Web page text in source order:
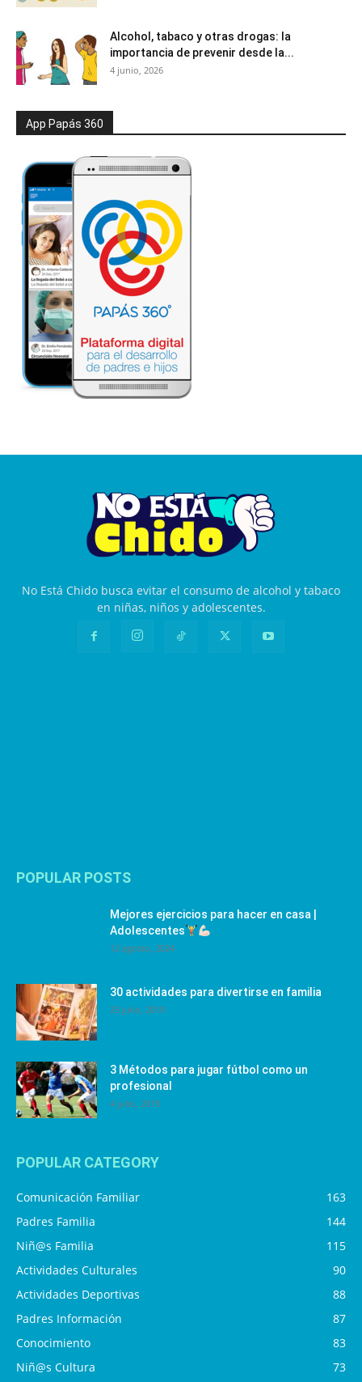
Alcohol, tabaco y otras drogas: la
importancia de prevenir desde la...
4 junio, 2026
App Papás 360
No Está Chido busca evitar el consumo de alcohol y tabaco
en niñas, niños y adolescentes.
POPULAR POSTS
Mejores ejercicios para hacer en casa |
Adolescentes
12 agosto, 2024
30 actividades para divertirse en familia
25 julio, 2019
3 Métodos para jugar fútbol como un
profesional
4 julio, 2019
POPULAR CATEGORY
Comunicación Familiar
163
Padres Familia
144
Niñ@s Familia
115
Actividades Culturales
90
Actividades Deportivas
88
Padres Información
87
Conocimiento
83
Niñ@s Cultura
73